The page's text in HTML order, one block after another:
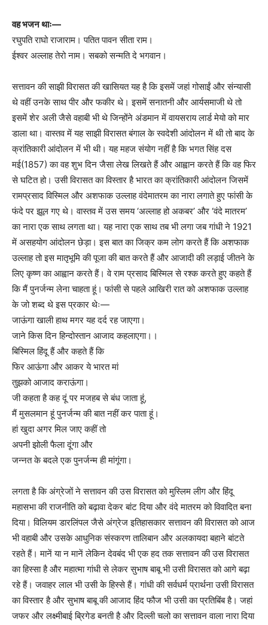
वह भजन थाः—
रघुपति राघो राजाराम। पतित पावन सीता राम।
ईश्वर अल्लाह तेरो नाम। सबको सन्मति दे भगवान।
सत्तावन की साझी विरासत की खासियत यह है कि इसमें जहां गोसाईं और संन्यासी
थे वहीं उनके साथ पीर और फकीर थे। इसमें सनातनी और आर्यसमाजी थे तो
इसमें शेर अली जैसे वहाबी भी थे जिन्होंने अंडमान में वायसराय लार्ड मेयो को मार
डाला था। वास्तव में यह साझी विरासत बंगाल के स्वदेशी आंदोलन में थी तो बाद के
क्रांतिकारी आंदोलन में भी थी। यह महज संयोग नहीं है कि भगत सिंह दस
मई(1857) का वह शुभ दिन जैसा लेख लिखते हैं और आह्वान करते हैं कि वह फिर
से घटित हो। उसी विरासत का विस्तार है भारत का क्रांतिकारी आंदोलन जिसमें
रामप्रसाद विस्मिल और अशफाक उल्लाह वंदेमातरम का नारा लगाते हुए फांसी के
फंदे पर झूल गए थे। वास्तव में उस समय ‘अल्लाह हो अकबर’ और ‘वंदे मातरम’
का नारा एक साथ लगता था। यह नारा एक साथ तब भी लगा जब गांधी ने 1921
में असहयोग आंदोलन छेड़ा। इस बात का जिक्र कम लोग करते हैं कि अशफाक
उल्लाह तो इस मातृभूमि की पूजा की बात करते हैं और आजादी की लड़ाई जीतने के
लिए कृष्ण का आह्वान करते हैं। वे राम प्रसाद बिस्मिल से रश्क करते हुए कहते हैं
कि मैं पुनर्जन्म लेना चाहता हूं। फांसी से पहले आखिरी रात को अशफाक उल्लाह
के जो शब्द थे इस प्रकार थेः—
जाऊंगा खाली हाथ मगर यह दर्द रह जाएगा।
जाने किस दिन हिन्दोस्तान आजाद कहलाएगा।।
बिस्मिल हिंदू हैं और कहते हैं कि
फिर आऊंगा और आकर ये भारत मां
तुझको आजाद कराऊंगा।
जी कहता है कह दूं पर मजहब से बंध जाता हूं,
मैं मुसलमान हूं पुनर्जन्म की बात नहीं कर पाता हूं।
हां खुदा अगर मिल जाए कहीं तो
अपनी झोली फैला दूंगा और
जन्नत के बदले एक पुनर्जन्म ही मांगूंगा।
लगता है कि अंग्रेजों ने सत्तावन की उस विरासत को मुस्लिम लीग और हिंदू
महासभा की राजनीति को बढ़ावा देकर बांट दिया और वंदे मातरम को विवादित बना
दिया। विलियम डारलिंपल जैसे अंग्रेज इतिहासकार सत्तावन की विरासत को आज
भी वहाबी और उसके आधुनिक संस्करण तालिबान और अलकायदा बहाने बांटते
रहते हैं। मानें या न मानें लेकिन देवबंद भी एक हद तक सत्तावन की उस विरासत
का हिस्सा है और महात्मा गांधी से लेकर सुभाष बाबू भी उसी विरासत को आगे बढ़ा
रहे हैं। जवाहर लाल भी उसी के हिस्से हैं। गांधी की सर्वधर्म प्रार्थना उसी विरासत
का विस्तार है और सुभाष बाबू की आजाद हिंद फौज भी उसी का प्रतिबिंब है। जहां
जफर और लक्ष्मीबाई ब्रिगेड बनती है और दिल्ली चलो का सत्तावन वाला नारा दिया